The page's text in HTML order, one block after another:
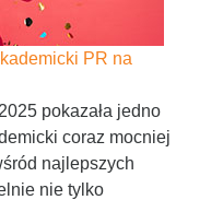
PR na
pokazała jedno
coraz mocniej
najlepszych
nie tylko